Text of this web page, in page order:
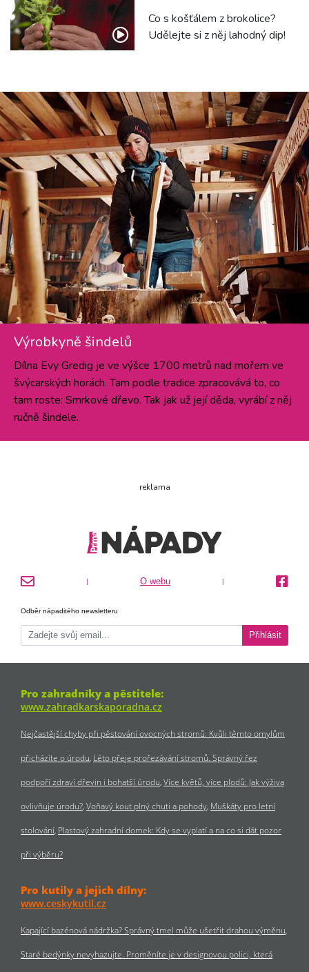
Co s košťálem z brokolice?
Udělejte si z něj lahodný dip!
Výrobkyně šindelů
Dílna Evy Gredig je ve výšce 1700 metrů nad mořem ve
švýcarských horách. Tam podle tradice zpracovává to, co
tam roste: Smrkové dřevo. Tak jak už její děda, vyrábí z něj
ručně šindele.
reklama
| O webu |
Odběr nápaditého newsletteru
Přihlásit
Pro zahradníky a pěstitele:
www.zahradkarskaporadna.cz
Nejčastější chyby při pěstování ovocných stromů: Kvůli těmto omylům
přicházíte o úrodu Léto přeje prořezávání stromů. Správný řez
podpoří zdraví dřevin i bohatší úrodu Více květů, více plodů: Jak výživa
ovlivňuje úrodu? Voňavý kout plný chuti a pohody Muškáty pro letní
stolování Plastový zahradní domek: Kdy se vyplatí a na co si dát pozor
při výběru?
Pro kutily a jejich dílny:
www.ceskykutil.cz
Kapající bazénová nádržka? Správný tmel může ušetřit drahou výměnu
Staré bedýnky nevyhazujte. Proměníte je v designovou polici, která